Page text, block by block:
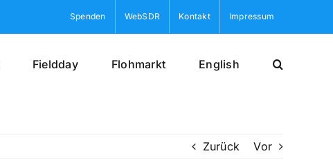
Spenden WebSDR Kontakt Impressum
Fieldday Flohmarkt English
Zurück Vor